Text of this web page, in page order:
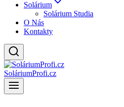
Solárium
Solárium Studia
O Nás
Kontakty
SoláriumProfi.cz